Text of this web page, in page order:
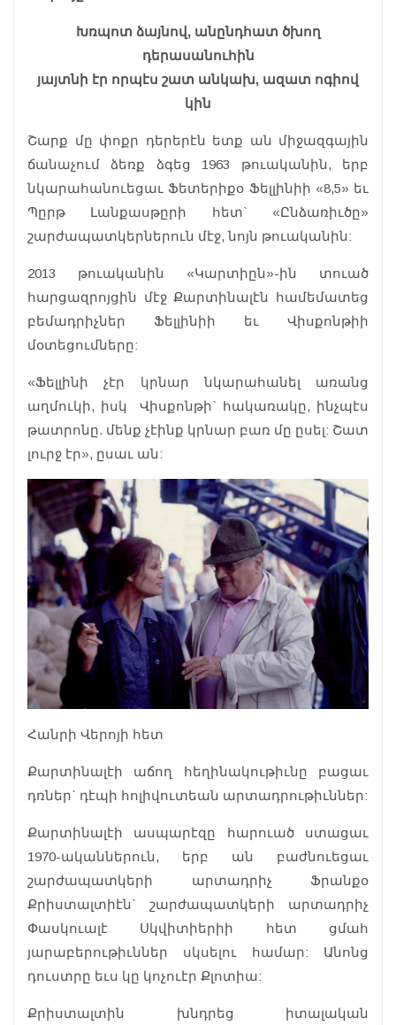
Խռպոտ ձայնով, անընդհատ ծխող
դերասանուհին
յայտնի էր որպէս շատ անկախ, ազատ ոգիով
կին
Շարք մը փոքր դերերէն ետք ան միջազգային
ճանաչում ձեռք ձգեց 1963 թուականին, երբ
նկարահանուեցաւ Ֆետերիքօ Ֆելլինիի «8,5» եւ
Պըրթ Լանքասթըրի հետ` «Ընձառիւծը»
շարժապատկերներուն մէջ, նոյն թուականին:
2013 թուականին «Կարտիըն»-ին տուած
հարցազրոյցին մէջ Քարտինալէն համեմատեց
բեմադրիչներ Ֆելլինիի եւ Վիսքոնթիի
մօտեցումները:
«Ֆելլինի չէր կրնար նկարահանել առանց
աղմուկի, իսկ Վիսքոնթի` հակառակը, ինչպէս
թատրոնը. մենք չէինք կրնար բառ մը ըսել: Շատ
լուրջ էր», ըսաւ ան:
Հանրի Վերոյի հետ
Քարտինալէի աճող հեղինակութիւնը բացաւ
դռներ` դէպի հոլիվուտեան արտադրութիւններ:
Քարտինալէի ասպարէզը հարուած ստացաւ
1970-ականներուն, երբ ան բաժնուեցաւ
շարժապատկերի արտադրիչ Ֆրանքօ
Քրիստալտիէն` շարժապատկերի արտադրիչ
Փասկուալէ Սկվիտիերիի հետ ցմահ
յարաբերութիւններ սկսելու համար: Անոնց
դուստրը եւս կը կոչուէր Քլոտիա:
Քրիստալտին խնդրեց իտալական